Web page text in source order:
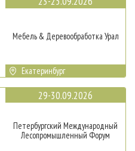
Мебель & Деревообработка Урал
Екатеринбург
29-30.09.2026
Петербургский Международный
Лесопромышленный Форум